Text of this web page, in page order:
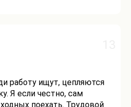
работу ищут, цепляются
Я если честно, сам
поехать. Трудовой